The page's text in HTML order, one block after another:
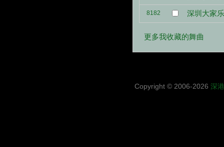
8182 深圳大家
更多我收藏的舞曲
Copyright © 2006-2026 深